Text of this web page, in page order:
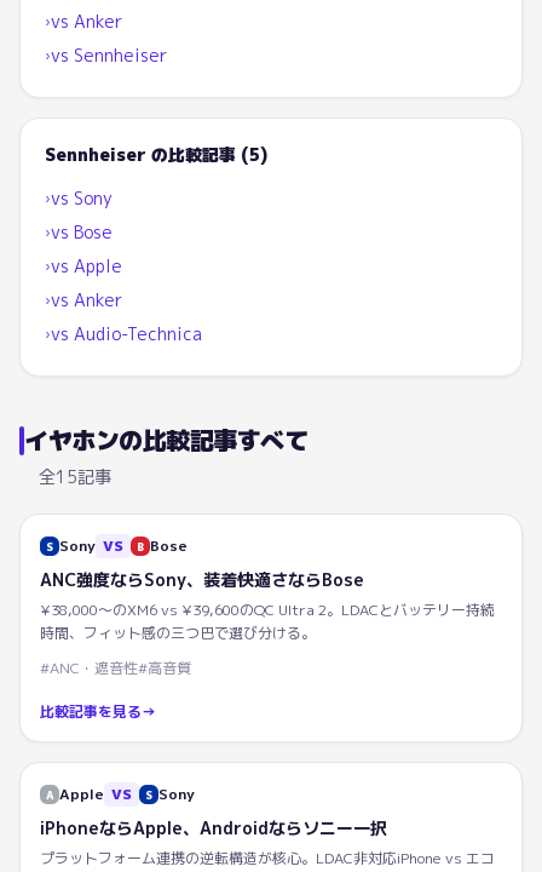
›vs Anker
›vs Sennheiser
Sennheiser の比較記事 (5)
›vs Sony
›vs Bose
›vs Apple
›vs Anker
›vs Audio-Technica
イヤホンの比較記事すべて
全15記事
S Sony VS B Bose
ANC強度ならSony、装着快適さならBose
¥38,000〜のXM6 vs ¥39,600のQC Ultra 2。LDACとバッテリー持続
時間、フィット感の三つ巴で選び分ける。
#ANC・遮音性#高音質
比較記事を見る→
A Apple VS S Sony
iPhoneならApple、Androidならソニー一択
プラットフォーム連携の逆転構造が核心。LDAC非対応iPhone vs エコ